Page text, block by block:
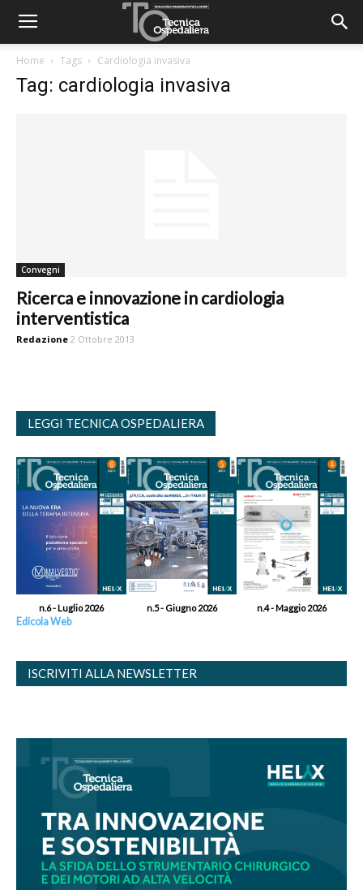
Home Tags Cardiologia invasiva
Tag: cardiologia invasiva
Convegni
Ricerca e innovazione in cardiologia
interventistica
Redazione 2 Ottobre 2013
LEGGI TECNICA OSPEDALIERA
n.6 - Luglio 2026 n.5 - Giugno 2026 n.4 - Maggio 2026
Edicola Web
ISCRIVITI ALLA NEWSLETTER